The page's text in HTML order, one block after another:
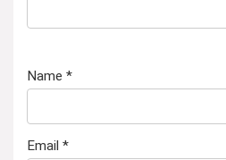
Name *
Email *